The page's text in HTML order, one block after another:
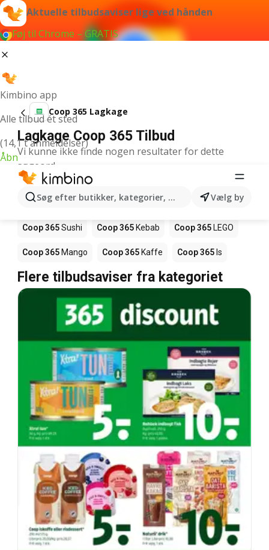
Aktuelle tilbudsaviser lige ved hånden
Føj til Chrome – GRATIS
Kimbino app
Alle tilbud ét sted
(14,1 t anmeldelser)
Åbn
Søg efter butikker, kategorier, produkter...Vælg by
Coop 365 Lagkage
Lagkage Coop 365 Tilbud
Vi kunne ikke finde nogen resultater for dette
søgeord.
Andre produkter i butikker Coop 365
Coop 365Pizza Coop 365Magasin
Coop 365Sushi Coop 365 Kebab Coop 365 LEGO
Coop 365 Mango Coop 365 Kaffe Coop 365 Is
Flere tilbudsaviser fra kategoriet